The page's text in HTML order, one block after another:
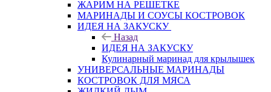
ЖАРИМ НА РЕШЕТКЕ
МАРИНАДЫ И СОУСЫ КОСТРОВОК
ИДЕЯ НА ЗАКУСКУ
Назад
ИДЕЯ НА ЗАКУСКУ
Кулинарный маринад для крылышек
УНИВЕРСАЛЬНЫЕ МАРИНАДЫ
КОСТРОВОК ДЛЯ МЯСА